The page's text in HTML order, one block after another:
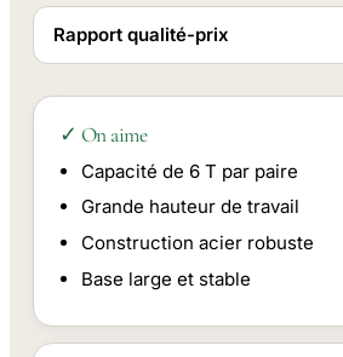
Rapport qualité-prix
✓ On aime
Capacité de 6 T par paire
Grande hauteur de travail
Construction acier robuste
Base large et stable